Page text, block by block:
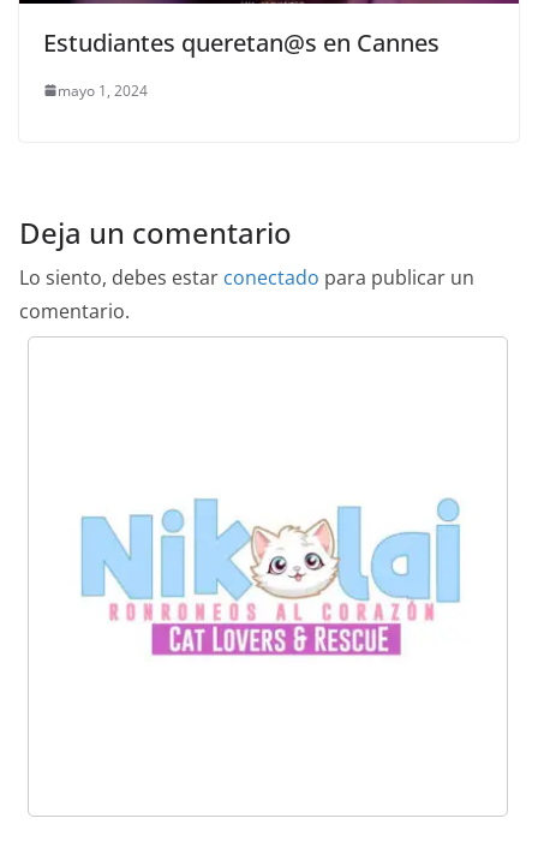
Estudiantes queretan@s en Cannes
mayo 1, 2024
Deja un comentario
Lo siento, debes estar conectado para publicar un
comentario.